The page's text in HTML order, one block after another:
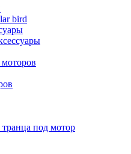
bird
под мотор